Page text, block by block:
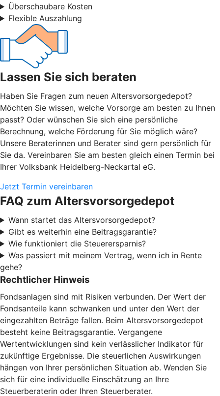
Überschaubare Kosten
Flexible Auszahlung
Lassen Sie sich beraten
Haben Sie Fragen zum neuen Altersvorsorgedepot?
Möchten Sie wissen, welche Vorsorge am besten zu Ihnen
passt? Oder wünschen Sie sich eine persönliche
Berechnung, welche Förderung für Sie möglich wäre?
Unsere Beraterinnen und Berater sind gern persönlich für
Sie da. Vereinbaren Sie am besten gleich einen Termin bei
Ihrer Volksbank Heidelberg-Neckartal eG.
Jetzt Termin vereinbaren
FAQ zum Altersvorsorgedepot
Wann startet das Altersvorsorgedepot?
Gibt es weiterhin eine Beitragsgarantie?
Wie funktioniert die Steuerersparnis?
Was passiert mit meinem Vertrag, wenn ich in Rente
gehe?
Rechtlicher Hinweis
Fondsanlagen sind mit Risiken verbunden. Der Wert der
Fondsanteile kann schwanken und unter den Wert der
eingezahlten Beträge fallen. Beim Altersvorsorgedepot
besteht keine Beitragsgarantie. Vergangene
Wertentwicklungen sind kein verlässlicher Indikator für
zukünftige Ergebnisse. Die steuerlichen Auswirkungen
hängen von Ihrer persönlichen Situation ab. Wenden Sie
sich für eine individuelle Einschätzung an Ihre
Steuerberaterin oder Ihren Steuerberater.